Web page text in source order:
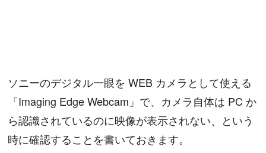
ソニーのデジタル一眼を WEB カメラとして使える
「Imaging Edge Webcam」で、カメラ自体は PC か
ら認識されているのに映像が表示されない、という
時に確認することを書いておきます。